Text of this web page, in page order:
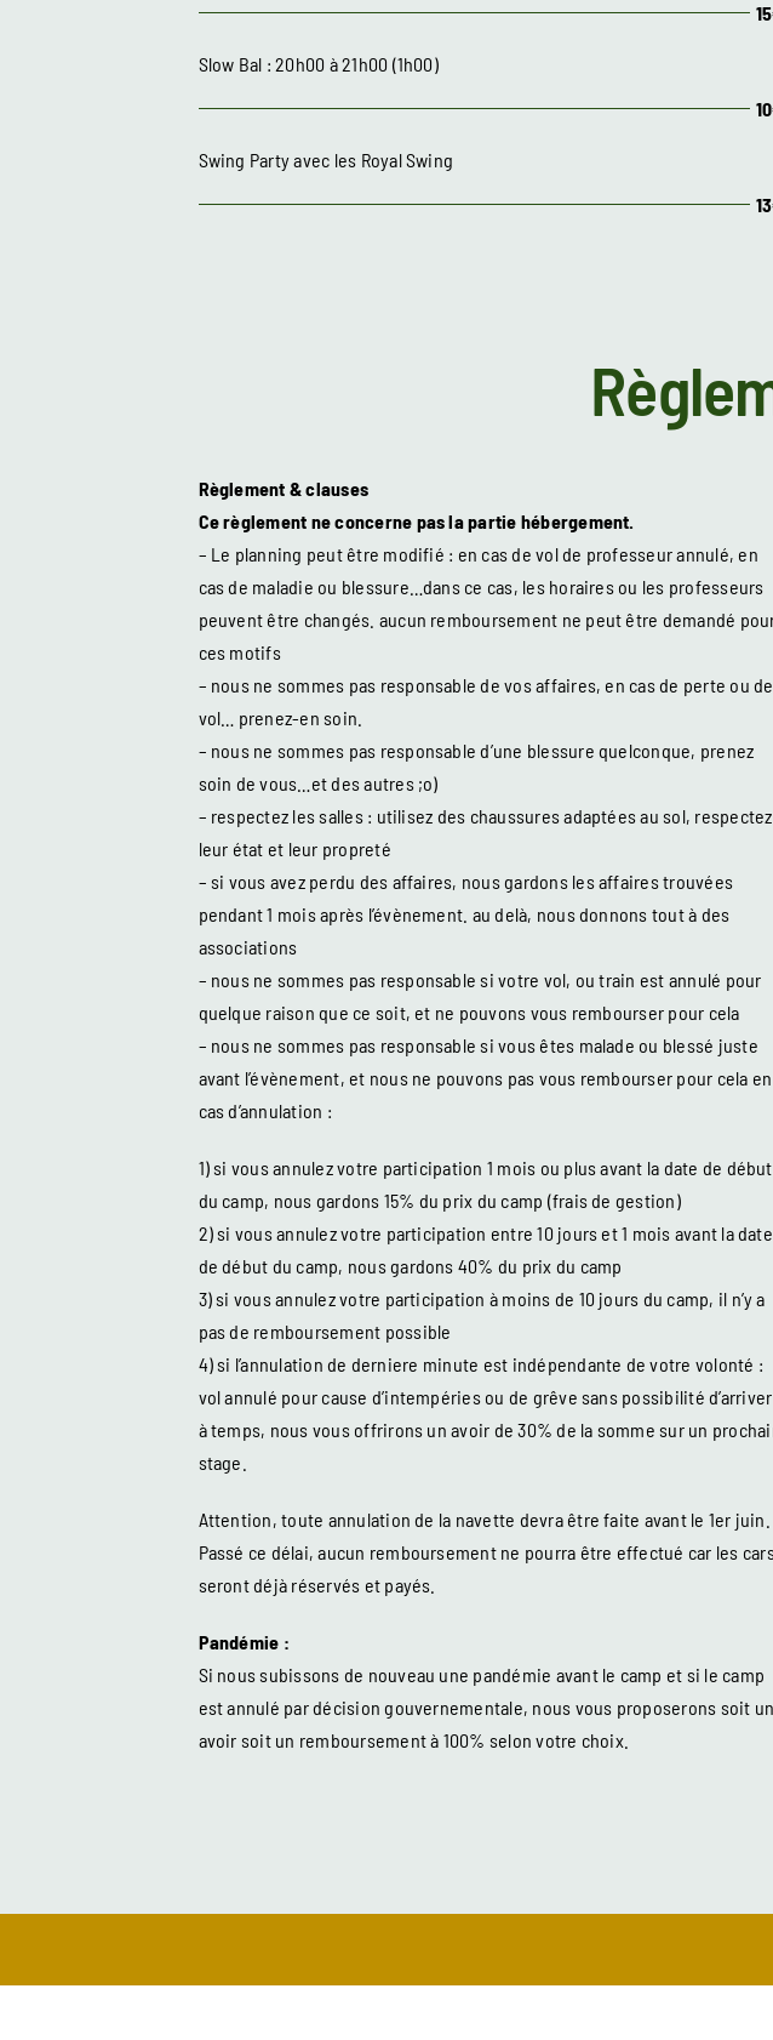
Slow Bal : 20h00 à 21h00 (1h00)
1
Swing Partyavec les Royal Swing
Règlement & clauses
Ce règlement ne concerne pas la partie hébergement.
– Le planning peut être modifié : en cas de vol de professeur annulé, en
cas de maladie ou blessure…dans ce cas, les horaires ou les professeurs
peuvent être changés. aucun remboursement ne peut être demandé
ces motifs
– nous ne sommes pas responsable de vos affaires, en cas de perte ou de
vol… prenez-en soin.
– nous ne sommes pas responsable d’une blessure quelconque, prenez
soin de vous…et des autres ;o)
– respectez les salles : utilisez des chaussures adaptées au sol, respectez
leur état et leur propreté
– si vous avez perdu des affaires, nous gardons les affaires trouvées
pendant 1 mois après l’évènement. au delà, nous donnons tout à des
associations
– nous ne sommes pas responsable si votre vol, ou train est annulé pour
quelque raison que ce soit, et ne pouvons vous rembourser pour cela
– nous ne sommes pas responsable si vous êtes malade ou blessé juste
avant l’évènement, et nous ne pouvons pas vous rembourser pour cela en
cas d’annulation :
1) si vous annulez votre participation 1 mois ou plus avant la date de début
du camp, nous gardons 15% du prix du camp (frais de gestion)
2) si vous annulez votre participation entre 10 jours et 1 mois avant la date
de début du camp, nous gardons 40% du prix du camp
3) si vous annulez votre participation à moins de 10 jours du camp, il n’y a
pas de remboursement possible
4) si l’annulation de derniere minute est indépendante de votre volonté :
vol annulé pour cause d’intempéries ou de grêve sans possibilité d’arriver
à temps, nous vous offrirons un avoir de 30% de la somme sur un
stage.
Attention, toute annulation de la navette devra être faite avant le 1er juin.
Passé ce délai, aucun remboursement ne pourra être effectué car les
seront déjà réservés et payés.
Pandémie :
Si nous subissons de nouveau une pandémie avant le camp et si le camp
est annulé par décision gouvernementale, nous vous proposerons soit un
avoir soit un remboursement à 100% selon votre choix.